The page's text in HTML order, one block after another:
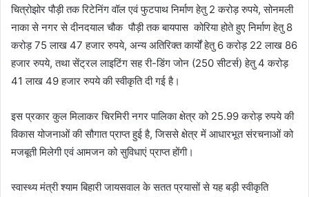
चित्रोझोर पौड़ी तक रिटेनिंग वॉल एवं फुटपाथ निर्माण हेतु 2 करोड़ रुपये, सोनमली
नाका से नगर से दीनदयाल चौक पौड़ी तक बायपास कोरिया होते हुए निर्माण हेतु 8
करोड़ 75 लाख 47 हजार रुपये, अन्य अतिरिक्त कार्यों हेतु 6 करोड़ 22 लाख 86
हजार रुपये, तथा सेंट्रल लाइटिंग सह री-डिंग जोन (250 सीटर्स) हेतु 4 करोड़
41 लाख 49 हजार रुपये की स्वीकृति दी गई है।
इस प्रकार कुल मिलाकर चिरमिरी नगर पालिका क्षेत्र को 25.99 करोड़ रुपये की
विकास योजनाओं की सौगात प्राप्त हुई है, जिससे क्षेत्र में आधारभूत संरचनाओं को
मजबूती मिलेगी एवं आमजन को सुविधाएं प्राप्त होंगी।
स्वास्थ्य मंत्री श्याम बिहारी जायसवाल के सतत प्रयासों से यह बड़ी स्वीकृति